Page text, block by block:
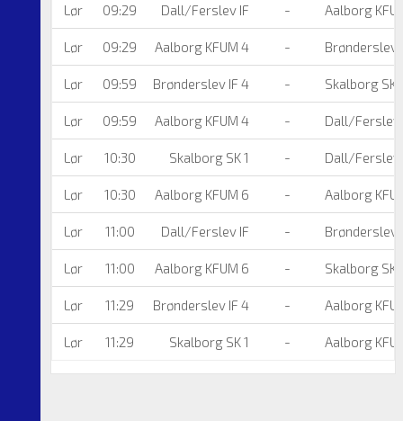
Lør 09:29 Dall/Ferslev IF - Aalborg
Lør 09:29 Aalborg KFUM 4 - Brønderslev
Lør 09:59 Brønderslev IF 4 - Skalborg SK
Lør 09:59 Aalborg KFUM 4 - Dall/Ferslev
Lør 10:30 Skalborg SK 1 - Dall/Ferslev
Lør 10:30 Aalborg KFUM 6 - Aalborg
Lør 11:00 Dall/Ferslev IF - Brønderslev
Lør 11:00 Aalborg KFUM 6 - Skalborg SK
Lør 11:29 Brønderslev IF 4 - Aalborg
Lør 11:29 Skalborg SK 1 - Aalborg